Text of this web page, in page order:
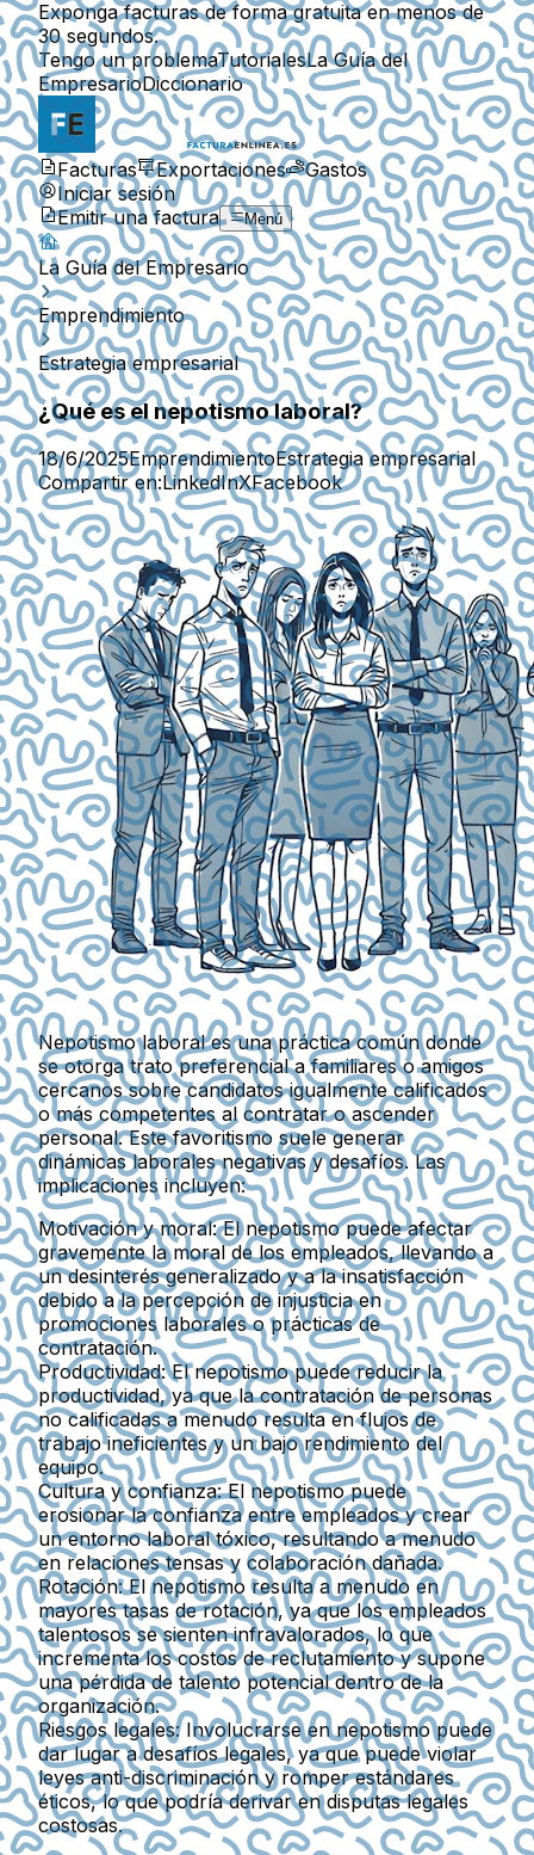
Exponga facturas de forma gratuita en menos de
30 segundos.
Tengo un problemaTutorialesLa Guía del
EmpresarioDiccionario
Facturas Exportaciones
Gastos
Iniciar sesión
Emitir una factura
Menú
La Guía del Empresario
Emprendimiento
Estrategia empresarial
¿Qué es el nepotismo laboral?
18/6/2025EmprendimientoEstrategia empresarial
Compartir en:LinkedInXFacebook
Nepotismo laborales una práctica común donde
se otorga trato preferencial a familiares o amigos
cercanos sobre candidatos igualmente calificados
o más competentes al contratar o ascender
personal. Este favoritismo suele generar
dinámicas laborales negativas y desafíos. Las
implicaciones incluyen:
Motivación y moral: El nepotismo puede afectar
gravemente la moral de los empleados, llevando a
un desinterés generalizado y a la insatisfacción
debido a la percepción de injusticia en
promociones laborales o prácticas de
contratación.
Productividad: El nepotismo puede reducir la
productividad, ya que la contratación de personas
no calificadas a menudo resulta en flujos de
trabajo ineficientes y un bajo rendimiento del
equipo.
Cultura y confianza: El nepotismo puede
erosionar la confianza entre empleados y crear
un entorno laboral tóxico, resultando a menudo
en relaciones tensas y colaboración dañada.
Rotación: El nepotismo resulta a menudo en
mayores tasas de rotación, ya que los empleados
talentosos se sienten infravalorados, lo que
incrementa los costos de reclutamiento y supone
una pérdida de talento potencial dentro de la
organización.
Riesgos legales: Involucrarse en nepotismo puede
dar lugar a desafíos legales, ya que puede violar
leyes anti-discriminación y romper estándares
éticos, lo que podría derivar en disputas legales
costosas.